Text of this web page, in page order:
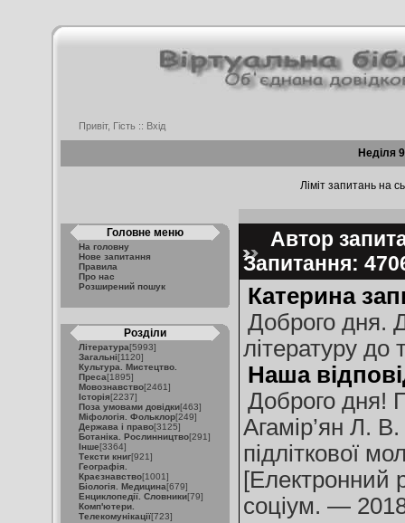
Привіт, Гість :: Вхід
Неділя
Ліміт запитань на
Головне меню
На головну
Нове запитання
Правила
Про нас
Розширений пошук
Розділи
Література[5993]
Загальні[1120]
Культура. Мистецтво.
Преса[1895]
Мовознавство[2461]
Історія[2237]
Поза умовами довідки[463]
Міфологія. Фольклор[249]
Держава і право[3125]
Ботаніка. Рослинництво[291]
Інше[3364]
Тексти книг[921]
Географія.
Краєзнавство[1001]
Біологія. Медицина[679]
Енциклопедії. Словники[79]
Комп'ютери.
Телекомунікації[723]
Автор
Запитання:
Катерина
Доброго дня.
літературу до
Наша
Доброго дня!
Агамір’ян Л. В.
підліткової
[Електронний
соціум. —